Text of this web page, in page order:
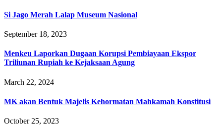
Si Jago Merah Lalap Museum Nasional
September 18, 2023
Menkeu Laporkan Dugaan Korupsi Pembiayaan Ekspor
Triliunan Rupiah ke Kejaksaan Agung
March 22, 2024
MK akan Bentuk Majelis Kehormatan Mahkamah Konstitusi
October 25, 2023